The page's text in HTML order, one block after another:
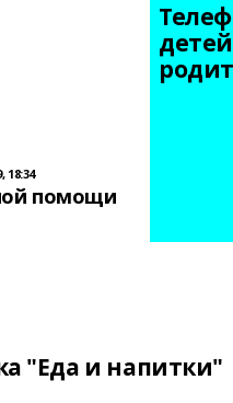
18:34
помощи
"Еда и напитки"